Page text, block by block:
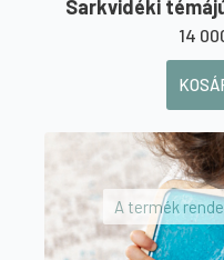
Sarkvidéki
14
A termék